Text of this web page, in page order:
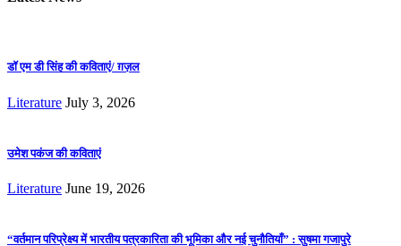
डॉ एम डी सिंह की कविताएं/ ग़ज़ल
Literature July 3, 2026
उमेश पकंज की कविताएं
Literature June 19, 2026
“वर्तमान परिप्रेक्ष्य में भारतीय पत्रकारिता की भूमिका और नई चुनौतियाँ” : सुषमा गजापुरे